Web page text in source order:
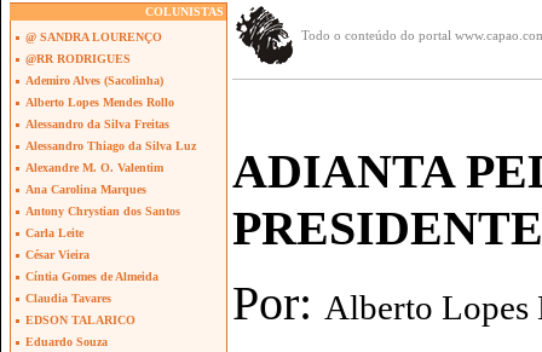
COLUNISTAS
@ SANDRA LOURENÇO
@RR RODRIGUES
Ademiro Alves (Sacolinha)
Alberto Lopes Mendes Rollo
Alessandro da Silva Freitas
Alessandro Thiago da Silva Luz
Alexandre M. O. Valentim
Ana Carolina Marques
Antony Chrystian dos Santos
Carla Leite
César Vieira
Cíntia Gomes de Almeida
Claudia Tavares
EDSON TALARICO
Eduardo Souza
Todo o conteúdo do portal
ADIANTA
Por: Alberto Lopes